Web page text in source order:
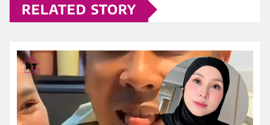
RELATED STORY